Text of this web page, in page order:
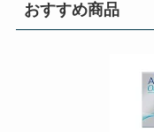
おすすめ商品